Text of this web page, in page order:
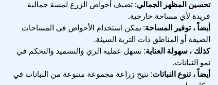
تحسين المظهر الجمالي: تضيف أحواض الزرع لمسة جمالية
فريدة لأي مساحة خارجية.
أيضاً ، توفير المساحة: يمكن استخدام الأحواض في المساحات
الضيقة أو المناطق ذات التربة السيئة.
كذلك ، سهولة العناية: تسهل عملية الري والتسميد والتحكم في
نمو النباتات.
أيضاً ، تنوع النباتات: تتيح زراعة مجموعة متنوعة من النباتات في